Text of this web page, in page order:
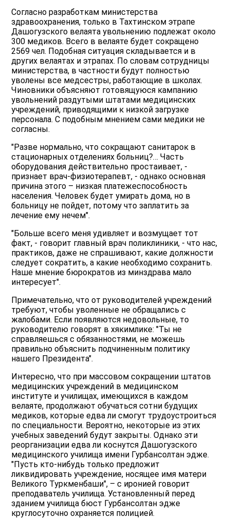
Согласно разработкам министерства
здравоохранения, только в Тахтинском этрапе
Дашогузского велаята увольнению подлежат около
300 медиков. Всего в велаяте будет сокращено
2569 чел. Подобная ситуация складывается и в
других велаятах и этрапах. По словам сотрудницы
министерства, в частности будут полностью
уволены все медсестры, работающие в школах.
Чиновники объясняют готовящуюся кампанию
увольнений раздутыми штатами медицинских
учреждений, приводящими к низкой загрузке
персонала. С подобным мнением сами медики не
согласны.
"Разве нормально, что сокращают санитарок в
стационарных отделениях больниц?… Часть
оборудования действительно простаивает, -
признает врач-физиотерапевт, - однако основная
причина этого – низкая платежеспособность
населения. Человек будет умирать дома, но в
больницу не пойдет, потому что заплатить за
лечение ему нечем".
"Больше всего меня удивляет и возмущает тот
факт, - говорит главный врач поликлиники, - что нас,
практиков, даже не спрашивают, какие должности
следует сократить, а какие необходимо сохранить.
Наше мнение бюрократов из минздрава мало
интересует".
Примечательно, что от руководителей учреждений
требуют, чтобы уволенные не обращались с
жалобами. Если появляются недовольные, то
руководителю говорят в хякимлике: "Ты не
справляешься с обязанностями, не можешь
правильно объяснить подчиненным политику
нашего Президента".
Интересно, что при массовом сокращении штатов
медицинских учреждений в медицинском
институте и училищах, имеющихся в каждом
велаяте, продолжают обучаться сотни будущих
медиков, которые едва ли смогут трудоустроиться
по специальности. Вероятно, некоторые из этих
учебных заведений будут закрыты. Однако эти
реорганизации едва ли коснутся Дашогузского
медицинского училища имени Гурбансолтан эдже.
"Пусть кто-нибудь только предложит
ликвидировать учреждение, носящее имя матери
Великого Туркменбаши", – с иронией говорит
преподаватель училища. Установленный перед
зданием училища бюст Гурбансолтан эдже
круглосуточно охраняется полицией.